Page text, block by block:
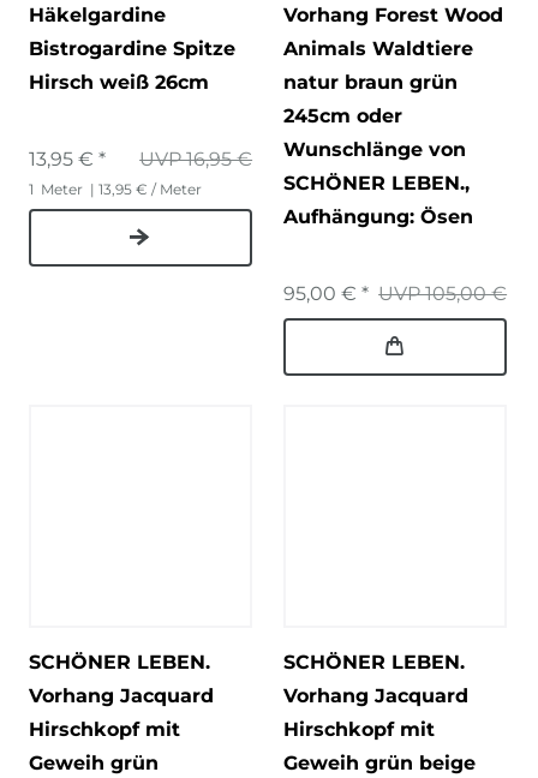
Häkelgardine
Bistrogardine Spitze
Hirsch weiß 26cm
UVP 16,95 €
13,95 € *
1 Meter | 13,95 € / Meter
Vorhang Forest Wood
Animals Waldtiere
natur braun grün
245cm oder
Wunschlänge von
SCHÖNER LEBEN.,
Aufhängung: Ösen
UVP 105,00 €
95,00 € *
SCHÖNER LEBEN.
Vorhang Jacquard
Hirschkopf mit
Geweih grün
SCHÖNER LEBEN.
Vorhang Jacquard
Hirschkopf mit
Geweih grün beige